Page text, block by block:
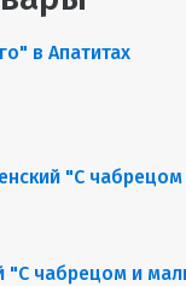
"С чабрецом и